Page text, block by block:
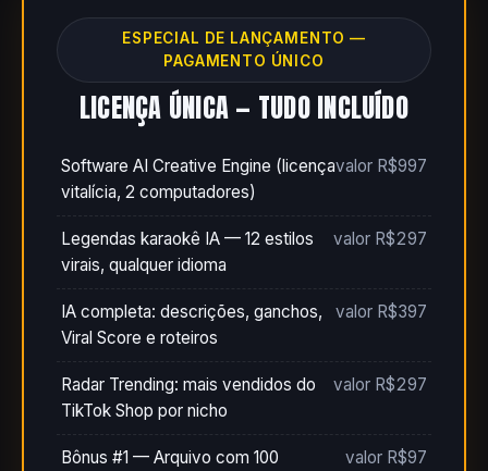
ESPECIAL DE LANÇAMENTO —
PAGAMENTO ÚNICO
LICENÇA ÚNICA — TUDO INCLUÍDO
Software AI Creative Engine (licença
vitalícia, 2 computadores)
valor R$997
Legendas karaokê IA — 12 estilos
virais, qualquer idioma
valor R$297
IA completa: descrições, ganchos,
Viral Score e roteiros
valor R$397
Radar Trending: mais vendidos do
TikTok Shop por nicho
valor R$297
Bônus #1 — Arquivo com 100 valor R$97